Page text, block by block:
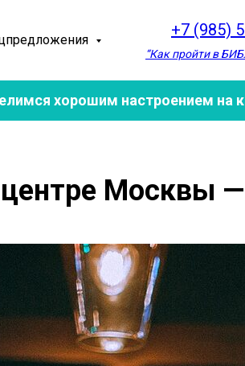
+7 (985)
“Как пройти в
хорошим настроением на
Москвы —